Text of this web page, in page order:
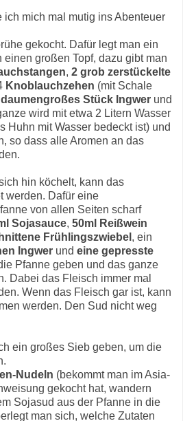
ich mich mal mutig ins Abenteuer
gekocht. Dafür legt man ein
einen großen Topf, dazu gibt man
, 2 grob zerstückelte
Knoblauchzehen (mit Schale
daumengroßes Stück Ingwer und
wird mit etwa 2 Litern Wasser
Huhn mit Wasser bedeckt ist) und
so dass alle Aromen an das
hin köchelt, kann das
werden. Dafür eine
von allen Seiten scharf
Sojasauce, 50ml Reißwein
Frühlingszwiebel , ein
Ingwer und eine gepresste
Pfanne geben und das ganze
Dabei das Fleisch immer mal
Wenn das Fleisch gar ist, kann
werden. Den Sud nicht weg
ein großes Sieb geben, um die
Nudeln (bekommt man im Asia-
gekocht hat, wandern
Sojasud aus der Pfanne in die
man sich, welche Zutaten